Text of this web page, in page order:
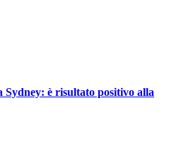
Sydney: è risultato positivo alla